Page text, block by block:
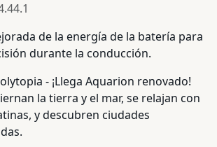
de la energía de la batería para
durante la conducción.
- ¡Llega Aquarion renovado!
la tierra y el mar, se relajan con
y descubren ciudades